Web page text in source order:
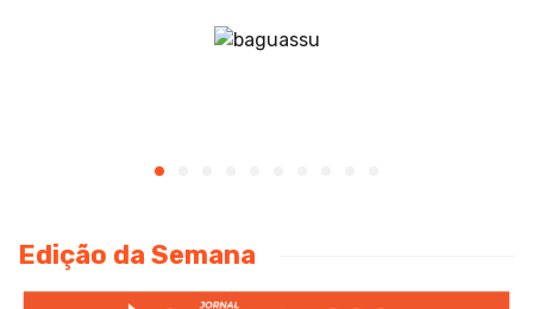
Edição da Semana